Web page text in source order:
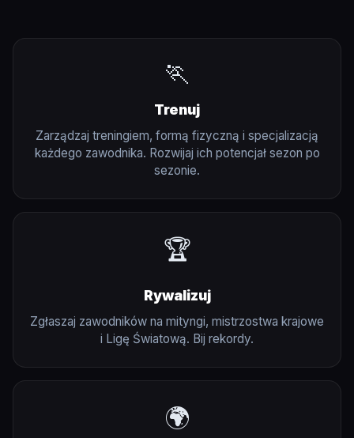
🏃
Trenuj
Zarządzaj treningiem, formą fizyczną i specjalizacją
każdego zawodnika. Rozwijaj ich potencjał sezon po
sezonie.
🏆
Rywalizuj
Zgłaszaj zawodników na mityngi, mistrzostwa krajowe
i Ligę Światową. Bij rekordy.
🌍